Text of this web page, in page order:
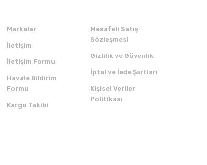
Markalar
İletişim
İletişim Formu
Havale Bildirim
Formu
Kargo Takibi
Mesafeli Satış
Sözleşmesi
Gizlilik ve Güvenlik
İptal ve İade Şartları
Kişisel Veriler
Politikası